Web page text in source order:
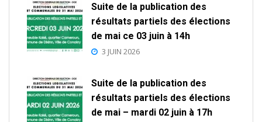
Suite de la publication des
résultats partiels des élections
de mai ce 03 juin à 14h
3 JUIN 2026
Suite de la publication des
résultats partiels des élections
de mai – mardi 02 juin à 17h